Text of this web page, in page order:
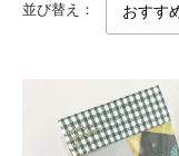
並び替え：